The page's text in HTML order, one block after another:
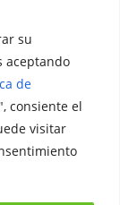
su
aceptando
de
consiente el
visitar